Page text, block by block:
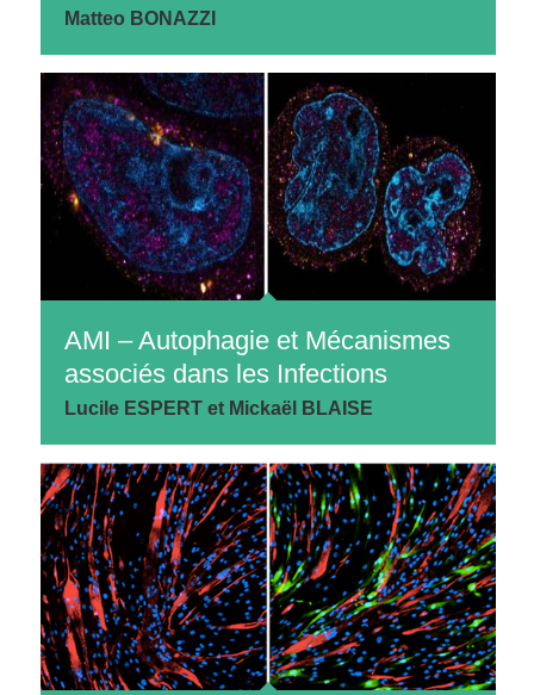
Matteo BONAZZI
AMI – Autophagie et Mécanismes
associés dans les Infections
Lucile ESPERT et Mickaël BLAISE